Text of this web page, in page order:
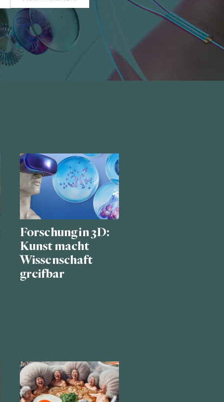
Forschung in 3D:
Kunst macht
Wissenschaft
greifbar